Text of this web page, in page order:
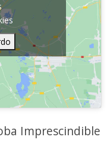
Imprescindible